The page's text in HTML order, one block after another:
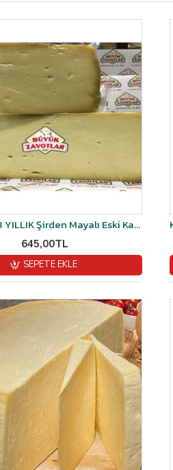
Keçi Sütlü 3 YILLIK Şirden Mayalı Eski Kaşar Peyniri Vakumlu 1 kg
645,00TL
SEPETE EKLE